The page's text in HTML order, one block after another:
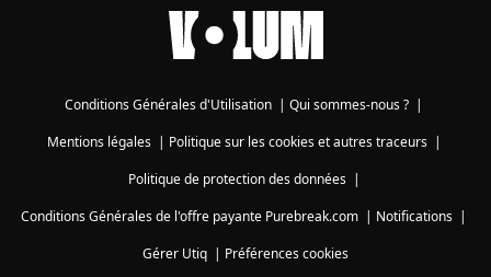
Conditions Générales d'Utilisation Qui sommes-nous ?
Mentions légales| Politique sur les cookies et autres traceurs|
Politique de protection des données|
Conditions Générales de l'offre payante Purebreak.com
Notifications
Gérer Utiq
Préférences cookies